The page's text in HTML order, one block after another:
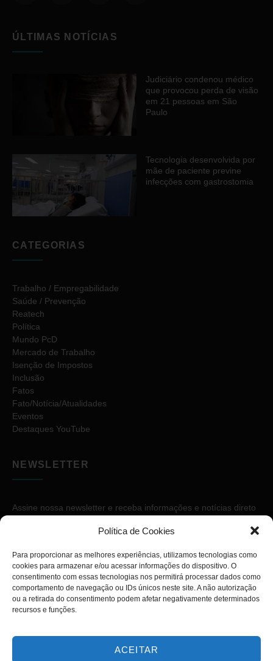
Política de Cookies
Para proporcionar as melhores experiências, utilizamos tecnologias como
cookies para armazenar e/ou acessar informações do dispositivo. O
consentimento com essas tecnologias nos permitirá processar dados como
comportamento de navegação ou IDs únicos neste site. A não autorização
ou a retirada do consentimento podem afetar negativamente determinados
recursos e funções.
ACEITAR
ÚLTIMAS NOTÍCIAS
Judiciário condenou médico
que provocou perda de visão
em 21 pessoas em São
Paulo
Tecnologia desenvolvida por
mãe de paciente previne
infecções com gastrostomia
CATEGORIAS
Trabalho / Empregabilidade
Saúde / Prevenção
Reatech
Política
Mundo PcD
Mercado de Trabalho
Isenção de Impostos
Inclusão
Fatos
Fato/Notícia/Atualidades
Eventos
Destaques YouTube
NEWSLETTER
Assine nossa newsletter e receba informações e notícias direto